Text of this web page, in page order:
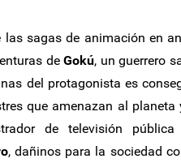
las sagas de animación en
deGokú, un guerrero
del protagonista es
que amenazan al
de televisión
, dañinos para la sociedad